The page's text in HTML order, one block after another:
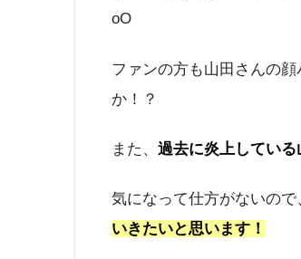
oO
ファンの方も山田さんの
か！？
また、 過去に炎上してい
気になって仕方がないので
いきたいと思います！